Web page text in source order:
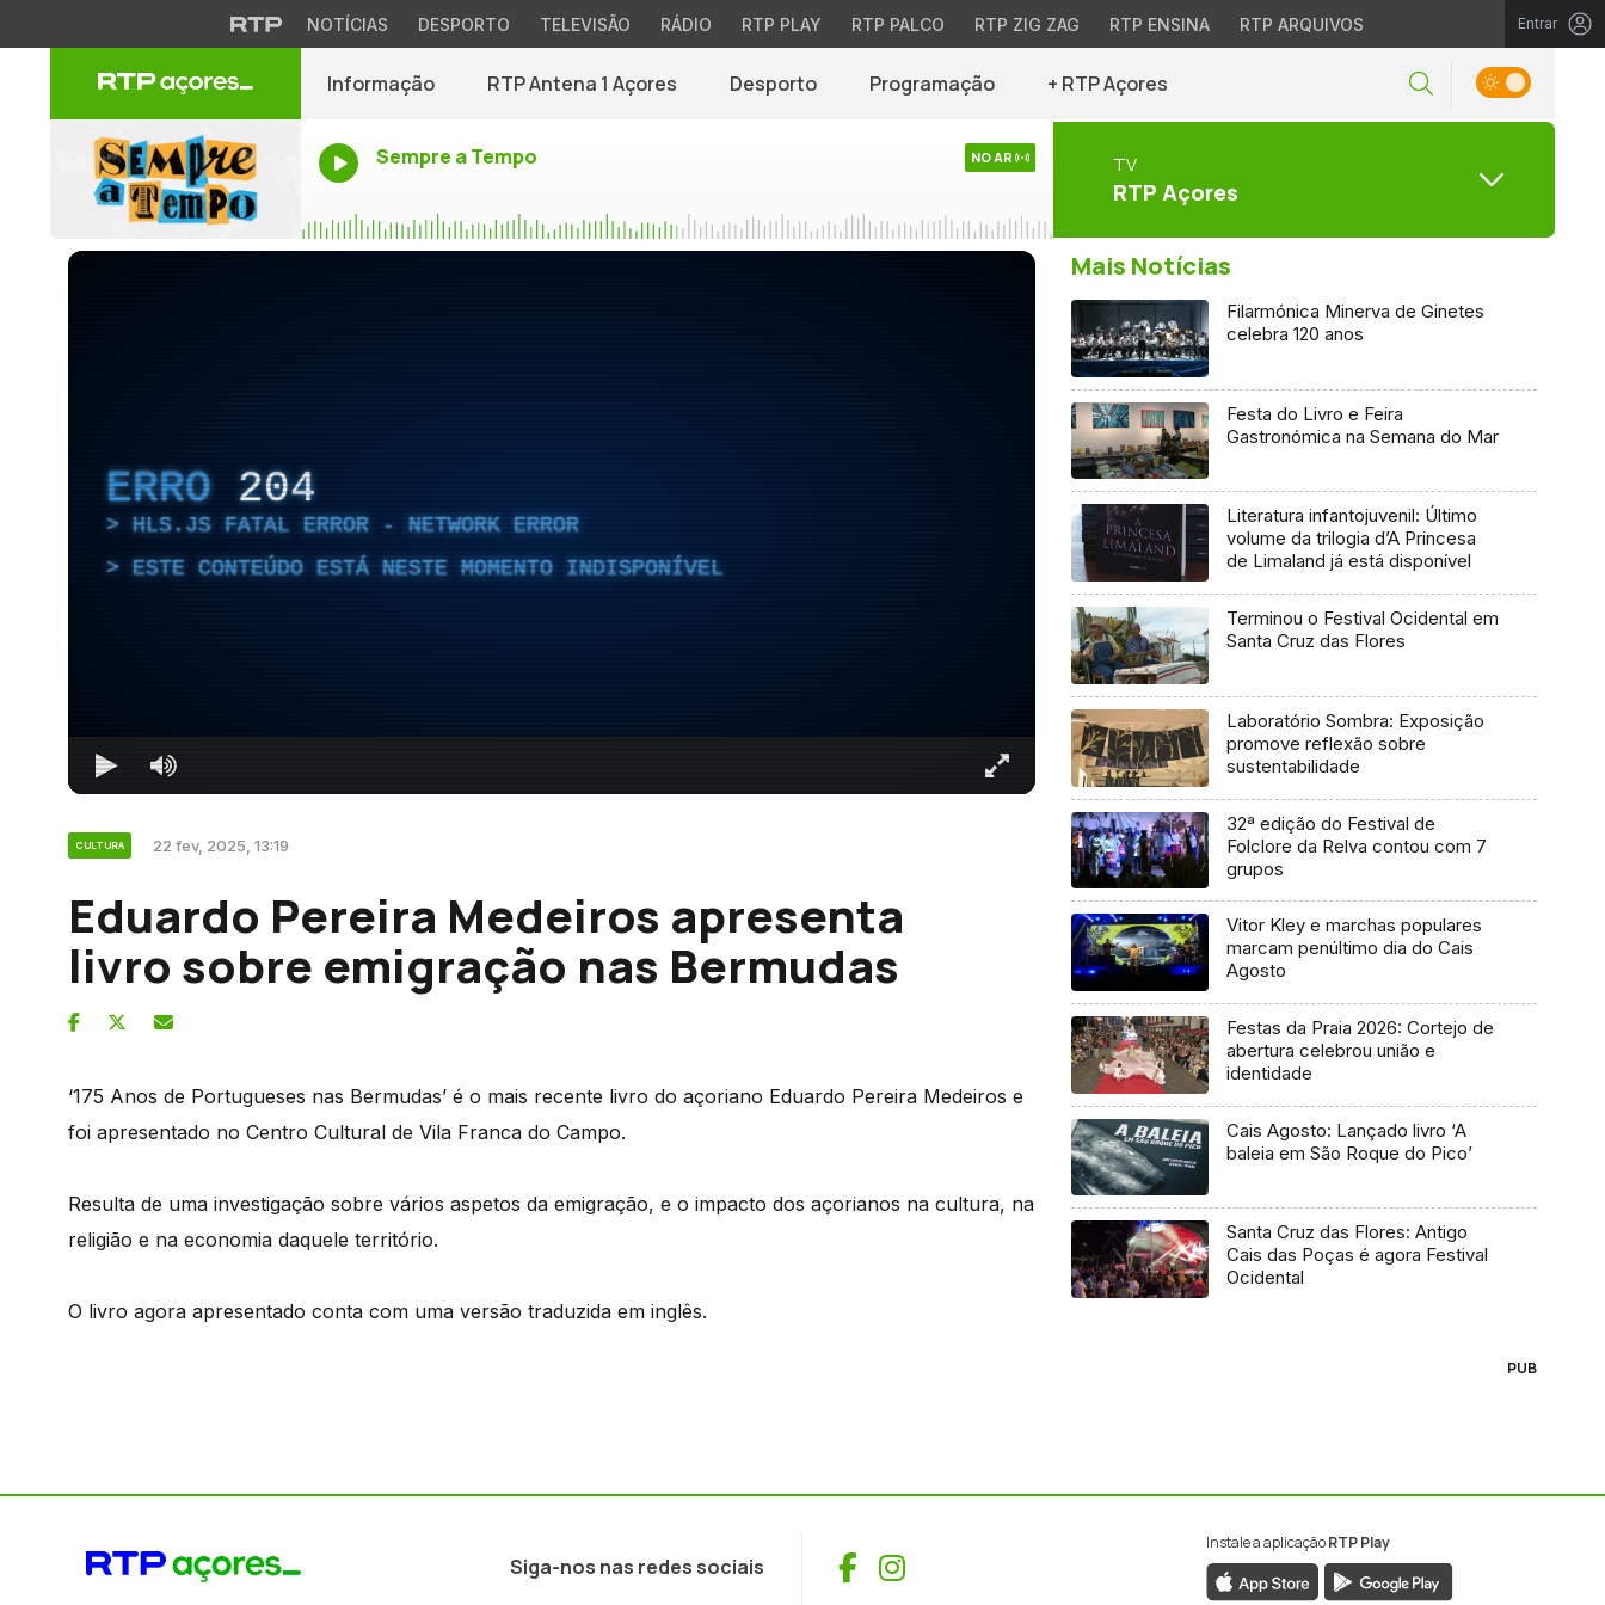
NOTÍCIAS DESPORTO TELEVISÃO RÁDIO RTP PLAY RTP PALCO RTP ZIG ZAG RTP ENSINA RTP ARQUIVOS Entrar
Informação RTP Antena 1 Açores Desporto Programação + RTP Açores
Sempre a Tempo NO AR TV
RTP Açores
ERRO 204
HLS.JS FATAL ERROR - NETWORK ERROR
ESTE CONTEÚDO ESTÁ NESTE MOMENTO INDISPONÍVEL
CULTURA 22 fev, 2025, 13:19
Eduardo Pereira Medeiros apresenta
livro sobre emigração nas Bermudas
‘175 Anos de Portugueses nas Bermudas’ é o mais recente livro do açoriano Eduardo Pereira Medeiros e
foi apresentado no Centro Cultural de Vila Franca do Campo.
Resulta de uma investigação sobre vários aspetos da emigração, e o impacto dos açorianos na cultura, na
religião e na economia daquele território.
O livro agora apresentado conta com uma versão traduzida em inglês.
Mais Notícias
Filarmónica Minerva de Ginetes
celebra 120 anos
Festa do Livro e Feira
Gastronómica na Semana do Mar
Literatura infantojuvenil: Último
volume da trilogia d’A Princesa
de Limaland já está disponível
Terminou o Festival Ocidental em
Santa Cruz das Flores
Laboratório Sombra: Exposição
promove reflexão sobre
sustentabilidade
32ª edição do Festival de
Folclore da Relva contou com 7
grupos
Vitor Kley e marchas populares
marcam penúltimo dia do Cais
Agosto
Festas da Praia 2026: Cortejo de
abertura celebrou união e
identidade
Cais Agosto: Lançado livro ‘A
baleia em São Roque do Pico’
Santa Cruz das Flores: Antigo
Cais das Poças é agora Festival
Ocidental
PUB
Siga-nos nas redes sociais Facebook
Instagram
Instale a aplicaçãoRTP Play